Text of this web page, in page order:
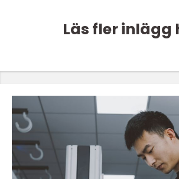
Läs fler inlägg